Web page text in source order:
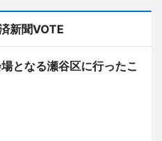
新聞VOTE
となる瀬谷区に行ったこ